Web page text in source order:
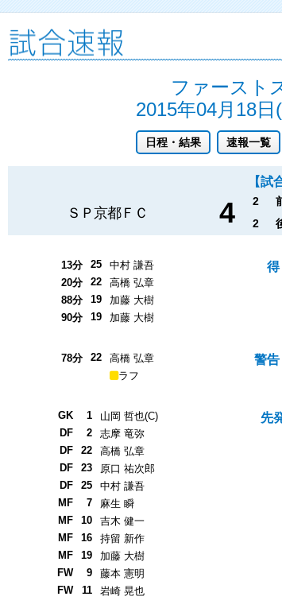
ファースト
2015年04月18日
日程・結果 速報一覧
【試
ＳＰ京都ＦＣ 4 2
2
13分 25
中村 謙吾
20分
22
高橋 弘章
88分
19
加藤 大樹
90分
19 加藤 大樹
警
78分 22
高橋 弘章
ラフ
先
GK 1
山岡 哲也(C)
DF
2
志摩 竜弥
DF
22
高橋 弘章
DF
23
原口 祐次郎
DF
25
中村 謙吾
MF
7
麻生 瞬
MF
10
吉木 健一
MF
16
持留 新作
MF
19
加藤 大樹
FW
9
藤本 憲明
FW
11 岩崎 晃也